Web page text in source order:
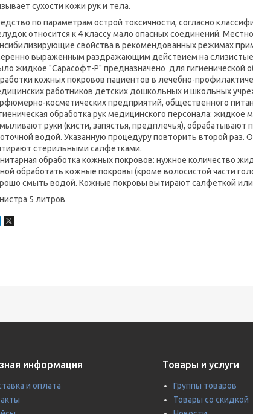
сухости кожи рук и тела.
по параметрам острой токсичности, согласно
относится к 4 классу мало опасных соединений.
свойства в рекомендованных режимах
выраженным раздражающим действием на слизистые
жидкое "Сарасофт-Р" предназначено для гигиенической
кожных покровов пациентов в лечебно-
работников детских дошкольных и школьных
косметических предприятий, общественного
обработка рук медицинского персонала:
руки (кисти, запястья, предплечья),
водой. Указанную процедуру повторить второй раз.
стерильными салфетками.
обработка кожных покровов: нужное количество
обработать кожные покровы (кроме волосистой части
смыть водой. Кожные покровы вытирают салфеткой
5 литров
информация
и оплата
Товары и услуги
Группы товаров
Товары со скидкой